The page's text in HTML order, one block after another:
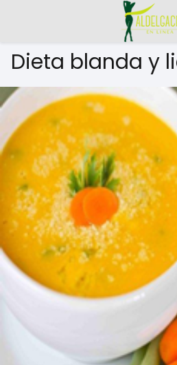
Dieta blanda y